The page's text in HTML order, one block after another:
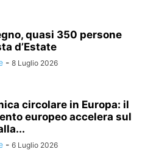
quasi 350 persone
d’Estate
- 8 Luglio 2026
circolare in Europa: il
europeo accelera sul
- 6 Luglio 2026